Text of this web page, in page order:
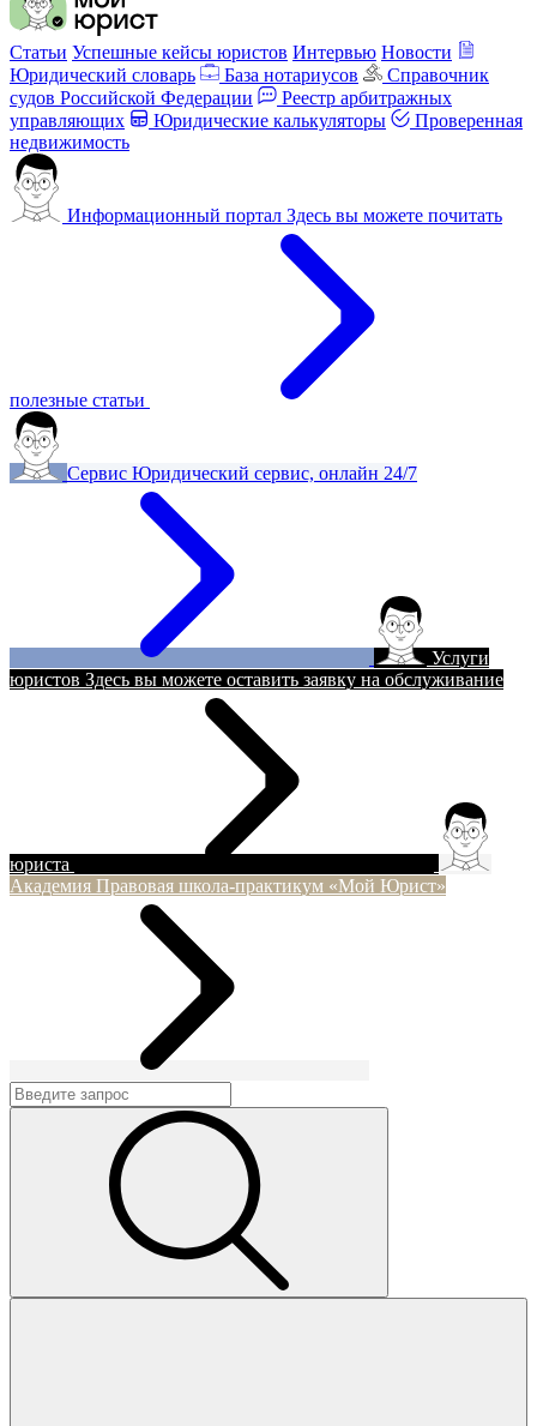
Статьи Успешные кейсы юристов Интервью Новости
Юридический словарь
База нотариусов
Справочник
судов Российской Федерации
Реестр арбитражных
управляющих
Юридические калькуляторы
Проверенная
недвижимость
Информационный портал Здесь вы можете почитать
полезные статьи
Сервис Юридический сервис, онлайн 24/7
Услуги
юристов Здесь вы можете оставить заявку на обслуживание
юриста
Академия Правовая школа-практикум «Мой Юрист»